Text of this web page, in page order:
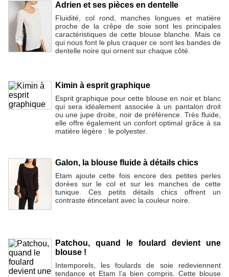
Adrien et ses pièces en dentelle
Fluidité, col rond, manches longues et matière
proche de la crêpe de soie sont les principales
caractéristiques de cette blouse blanche. Mais ce
qui nous font le plus craquer ce sont les bandes de
dentelle noire qui ornent sur chaque côté.
Kimin à esprit graphique
Esprit graphique pour cette blouse en noir et blanc
qui sera idéalement associée à un pantalon droit
ou une jupe droite, noir de préférence. Très fluide,
elle offre également un confort optimal grâce à sa
matière légère : le polyester.
Galon, la blouse fluide à détails chics
Etam ajoute cette fois encore des petites perles
dorées sur le col et sur les manches de cette
tunique. Ces petits détails chics offrent un
contraste étincelant avec la couleur noire.
Patchou, quand le foulard devient une
blouse !
Intemporels, les foulards de soie redeviennent
tendance et Etam l’a bien compris. Cette blouse